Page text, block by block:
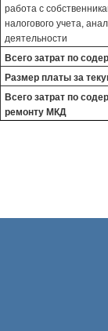
работа с
налогового учета,
деятельности
Всего затрат по
Размер платы за
Всего затрат по
ремонту МКД